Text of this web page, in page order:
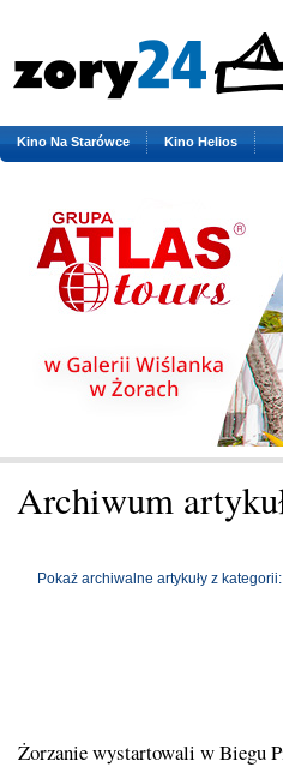
Kino Na Starówce Kino Helios
Archiwum
Pokaż archiwalne artykuły z kategorii:
Żorzanie wystartowali w Biegu